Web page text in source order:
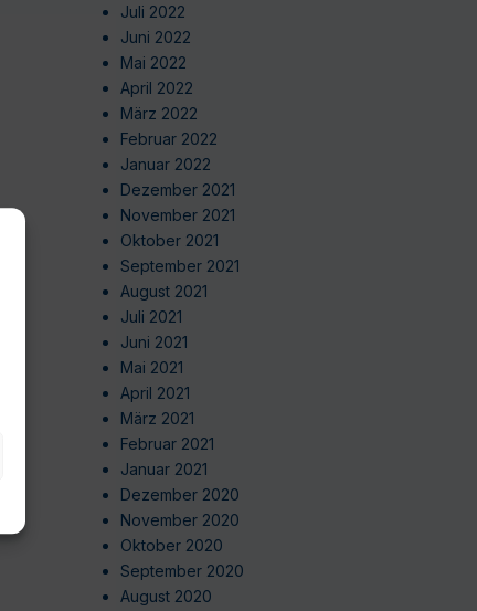
Juli 2022
Juni 2022
Mai 2022
April 2022
März 2022
Februar 2022
Januar 2022
Dezember 2021
November 2021
Oktober 2021
September 2021
August 2021
Juli 2021
Juni 2021
Mai 2021
April 2021
März 2021
Februar 2021
Januar 2021
Dezember 2020
November 2020
Oktober 2020
September 2020
August 2020